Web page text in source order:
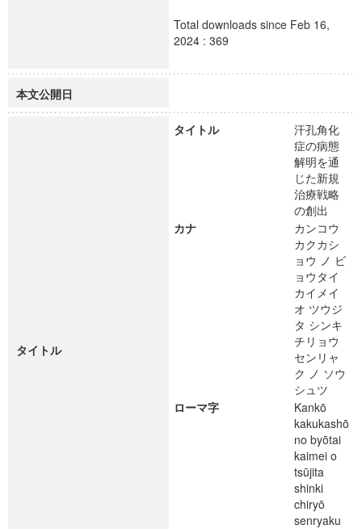
Total downloads since Feb 16,
2024 : 369
本文公開日
タイトル
タイトル
汗孔角化
症の病態
解明を通
じた新規
治療戦略
の創出
カナ
カンコウ
カクカシ
ョウ ノ ビ
ョウタイ
カイメイ
オ ツウジ
タ シンキ
チリョウ
センリャ
ク ノ ソウ
シュツ
ローマ字
Kankō
kakukashō
no byōtai
kaimei o
tsūjita
shinki
chiryō
senryaku